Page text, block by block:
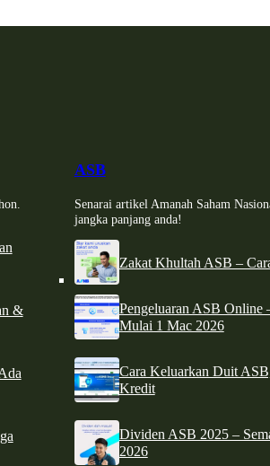
&
ASB
Senarai artikel Amanah Saham
jangka panjang anda!
Zakat Khultah ASB –
Pengeluaran ASB Online
Mulai 1 Mac 2026
Cara Keluarkan Duit
Kredit
Dividen ASB 2025 –
2026